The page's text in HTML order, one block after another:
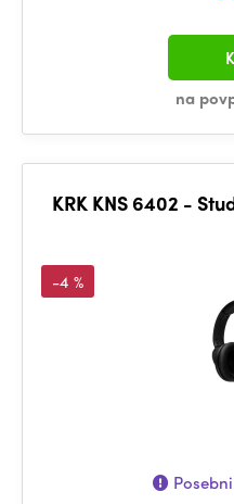
na
KRK KNS 6402 -
-4 %